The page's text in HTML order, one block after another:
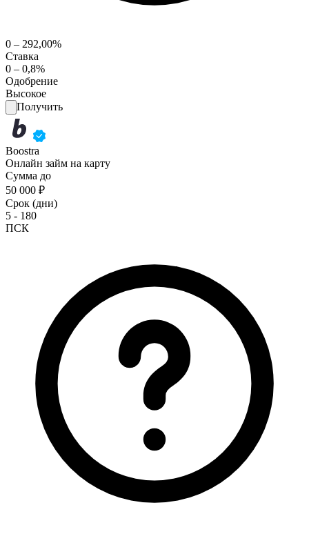
0 – 292,00%
Ставка
0 – 0,8%
Одобрение
Высокое
Получить
Boostra
Онлайн займ на карту
Сумма до
50 000 ₽
Срок (дни)
5 - 180
ПСК